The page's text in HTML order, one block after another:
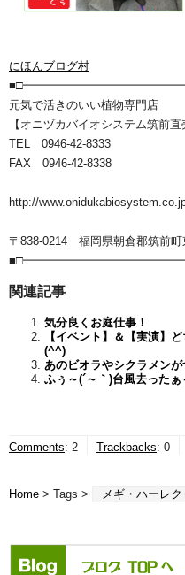
にほんブログ村
元気で活きのいい植物専門店
【オニヅカバイオシステム筑前直
TEL 0946-42-8333
FAX 0946-42-8338
http://
〒838-0214 福岡県朝倉郡筑前町
関連記事
気分良くお庭仕事！
【イベント】＆【実演】
(^^)
あのビオラやシクラメンが
ふぅ～(´～｀)台風去ったぁ
Comments: 2 Trackbacks: 0
Home > Tags > メギ・ハーレ